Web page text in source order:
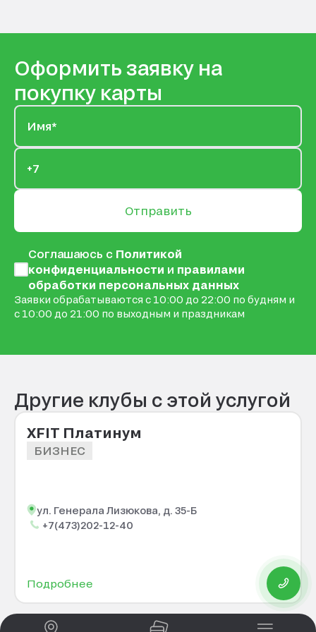
Оформить заявку на
покупку карты
Отправить
Соглашаюсь с Политикой
конфиденциальности и правилами
обработки персональных данных
Заявки обрабатываются с 10:00 до 22:00 по будням и
с 10:00 до 21:00 по выходным и праздникам
Другие клубы с этой услугой
XFIT Платинум
БИЗНЕС
ул. Генерала Лизюкова, д. 35-Б
+7(473)202-12-40
Подробнее